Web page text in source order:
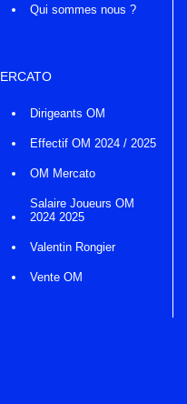
Qui sommes nous ?
Dirigeants OM
Effectif OM 2024 / 2025
OM Mercato
Salaire Joueurs OM
2024 2025
Valentin Rongier
Vente OM